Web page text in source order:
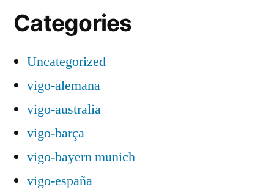
Categories
Uncategorized
vigo-alemana
vigo-australia
vigo-barça
vigo-bayern munich
vigo-españa